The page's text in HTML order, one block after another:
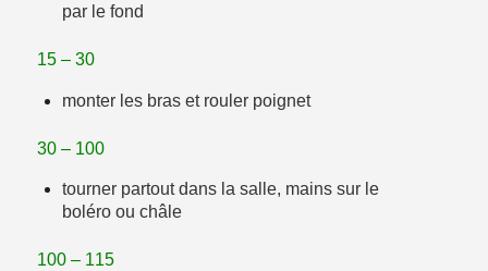
par le fond
15 – 30
monter les bras et rouler poignet
30 – 100
tournerpartout dans la salle, mains sur le
boléroou châle
100 – 115